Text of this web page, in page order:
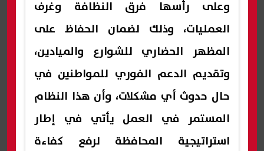
وعلى رأسها فرق النظافة وغرف
العمليات، وذلك لضمان الحفاظ على
المظهر الحضاري للشوارع والميادين،
وتقديم الدعم الفوري للمواطنين في
حال حدوث أي مشكلات، وأن هذا النظام
المستمر في العمل يأتي في إطار
استراتيجية المحافظة لرفع كفاءة